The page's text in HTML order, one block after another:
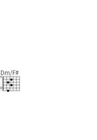
Dm/F#